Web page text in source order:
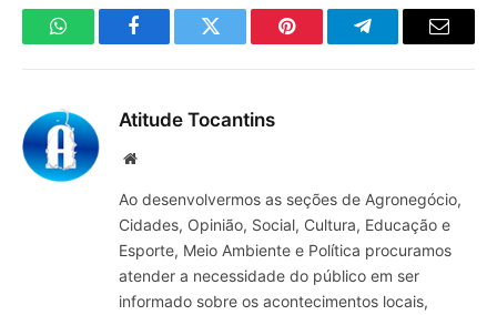
WhatsAppFacebookTwitter Pinterest TelegramaE-
Atitude Tocantins
Site
Ao desenvolvermos as seções de Agronegócio,
Cidades, Opinião, Social, Cultura, Educação e
Esporte, Meio Ambiente e Política procuramos
atender a necessidade do público em ser
informado sobre os acontecimentos locais,